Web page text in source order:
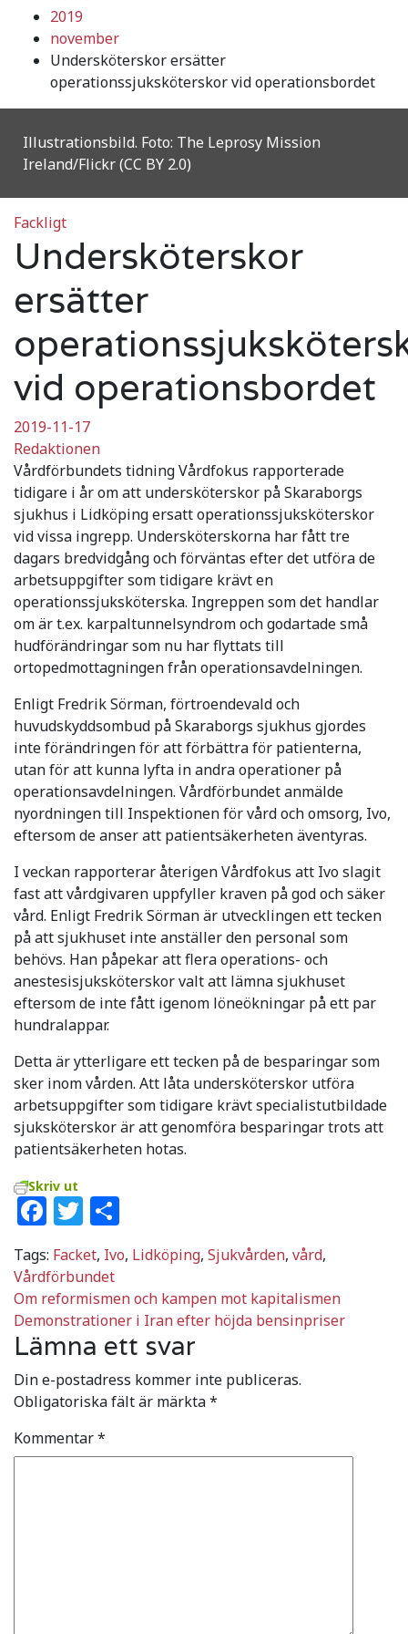
2019
november
Undersköterskor ersätter
operationssjuksköterskor vid operationsbordet
Illustrationsbild. Foto: The Leprosy Mission
Ireland/Flickr (CC BY 2.0)
Fackligt
Undersköterskor
ersätter
vid operationsbordet
2019-11-17
Redaktionen
Vårdförbundets tidning Vårdfokus rapporterade
tidigare i år om att undersköterskor på Skaraborgs
sjukhus i Lidköping ersatt operationssjuksköterskor
vid vissa ingrepp. Undersköterskorna har fått tre
dagars bredvidgång och förväntas efter det utföra de
arbetsuppgifter som tidigare krävt en
operationssjuksköterska. Ingreppen som det handlar
om är t.ex. karpaltunnelsyndrom och godartade små
hudförändringar som nu har flyttats till
ortopedmottagningen från operationsavdelningen.
Enligt Fredrik Sörman, förtroendevald och
huvudskyddsombud på Skaraborgs sjukhus gjordes
inte förändringen för att förbättra för patienterna,
utan för att kunna lyfta in andra operationer på
operationsavdelningen. Vårdförbundet anmälde
nyordningen till Inspektionen för vård och omsorg, Ivo,
eftersom de anser att patientsäkerheten äventyras.
I veckan rapporterar återigen Vårdfokus att Ivo slagit
fast att vårdgivaren uppfyller kraven på god och säker
vård. Enligt Fredrik Sörman är utvecklingen ett tecken
på att sjukhuset inte anställer den personal som
behövs. Han påpekar att flera operations- och
anestesisjuksköterskor valt att lämna sjukhuset
eftersom de inte fått igenom löneökningar på ett par
hundralappar.
Detta är ytterligare ett tecken på de besparingar som
sker inom vården. Att låta undersköterskor utföra
arbetsuppgifter som tidigare krävt specialistutbildade
sjuksköterskor är att genomföra besparingar trots att
patientsäkerheten hotas.
Skriv ut
Facebook
Twitter
Tags: Facket, Ivo, Lidköping, Sjukvården, vård,
Vårdförbundet
Inläggsnavigering
Om reformismen och kampen mot kapitalismen
Demonstrationer i Iran efter höjda bensinpriser
Lämna ett svar
Din e-postadress kommer inte publiceras.
Obligatoriska fält är märkta*
Kommentar*